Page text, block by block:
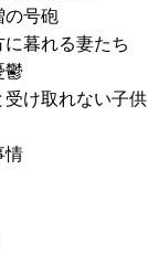
の号砲
暮れる妻たち
鬱
受け取れない子供
情
む